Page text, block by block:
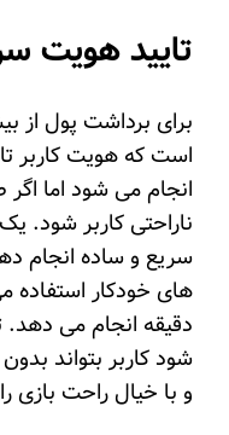
تایید هویت
برای برداشت پول از
است که هویت کاربر
انجام می شود اما
ناراحتی کاربر شود.
سریع و ساده انجام
های خودکار استفاده
دقیقه انجام می
شود کاربر بتواند
و با خیال راحت بازی